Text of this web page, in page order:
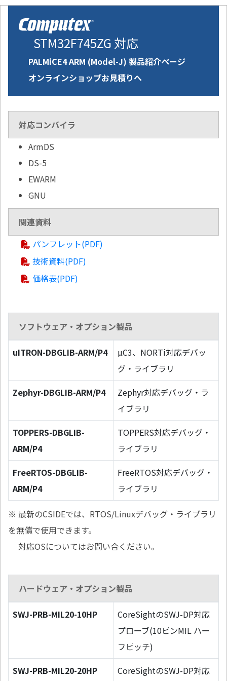
STM32F745ZG 対応
PALMiCE4 ARM (Model-J) 製品紹介ページ
オンラインショップお見積りへ
対応コンパイラ
ArmDS
DS-5
EWARM
GNU
関連資料
パンフレット(PDF)
技術資料(PDF)
価格表(PDF)
ソフトウェア・オプション製品
uITRON-DBGLIB-ARM/P4
µC3、NORTi対応デバッ
グ・ライブラリ
Zephyr-DBGLIB-ARM/P4
Zephyr対応デバッグ・ラ
イブラリ
TOPPERS-DBGLIB-
ARM/P4
TOPPERS対応デバッグ・
ライブラリ
FreeRTOS-DBGLIB-
ARM/P4
FreeRTOS対応デバッグ・
ライブラリ
※ 最新のCSIDEでは、RTOS/Linuxデバッグ・ライブラリ
を無償で使用できます。
対応OSについてはお問い合ください。
ハードウェア・オプション製品
SWJ-PRB-MIL20-10HP
CoreSightのSWJ-DP対応
プローブ(10ピンMIL ハー
フピッチ)
SWJ-PRB-MIL20-20HP
CoreSightのSWJ-DP対応